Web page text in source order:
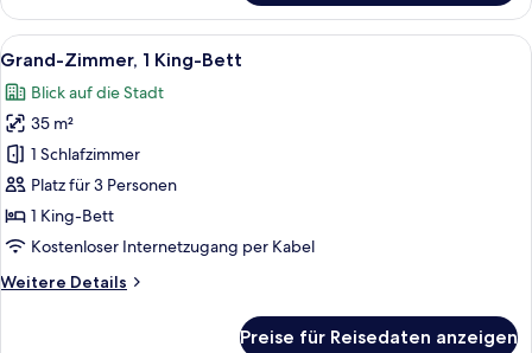
Doppelzimmer,
2 Einzelbetten
Alle
Fotos
für
Grand-
Zimmer,
1 King-
Bett
anzeigen
Ein Hotelzimmer mit einem großen
25
Grand-Zimmer, 1 King-Bett
Blick auf die Stadt
35 m²
1 Schlafzimmer
Platz für 3 Personen
1 King-Bett
Kostenloser Internetzugang per Kabel
Weitere Details
Weitere
Preise für Reisedaten anzeigen